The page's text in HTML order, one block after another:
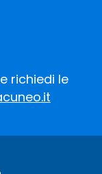
richiedi le